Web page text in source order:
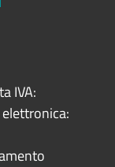
IVA: